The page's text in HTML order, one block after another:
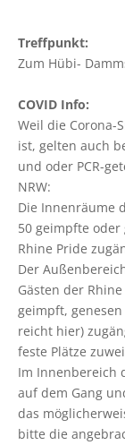
Treffpunkt:
Zum Hübi-
COVID Info:
Weil die Corona-
ist, gelten auch
und oder PCR-
NRW:
Die Innenräume
50 geimpfte oder
Rhine Pride
Der
Gästen der
geimpft,
reicht hier)
feste Plätze
Im Innenbereich
auf dem Gang
das
bitte die